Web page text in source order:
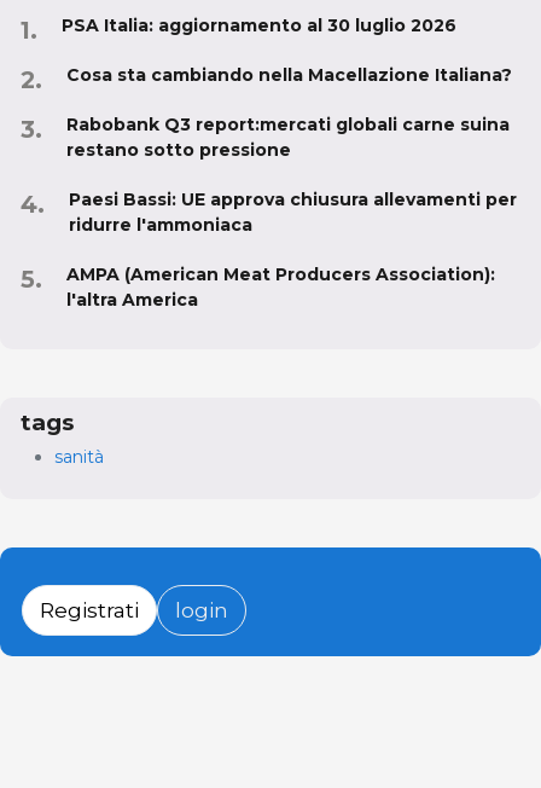
PSA Italia: aggiornamento al 30 luglio 2026
Cosa sta cambiando nella Macellazione Italiana?
Rabobank Q3 report:mercati globali carne suina
restano sotto pressione
Paesi Bassi: UE approva chiusura allevamenti per
ridurre l'ammoniaca
AMPA (American Meat Producers Association):
l'altra America
tags
sanità
Registrati login